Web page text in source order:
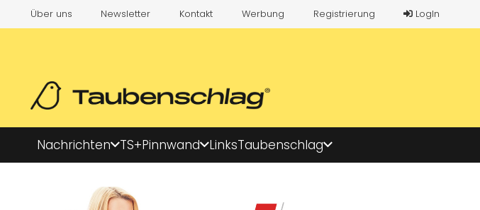
Über uns Newsletter Kontakt Werbung Registrierung LogIn
Nachrichten TS+Pinnwand LinksTaubenschlag